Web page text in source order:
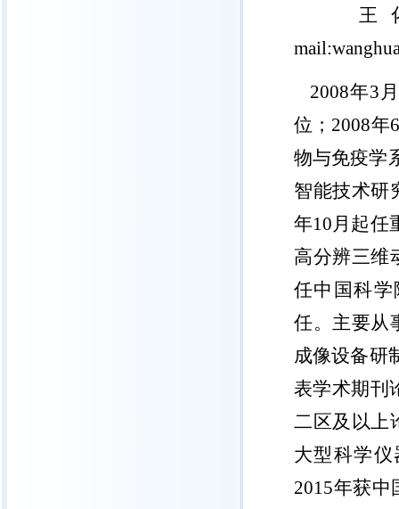
王
2008年3
位； 2008年
物与免疫学
智能技术研
年10月起任
高分辨三维
任中国科
任。主要从
成像设备研
表学术期刊
二区及以上
大型科学
2015年获中